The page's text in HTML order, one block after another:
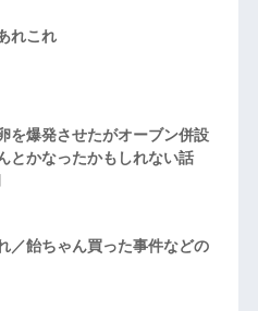
れこれ
を爆発させたがオーブン併設
とかなったかもしれない話
／飴ちゃん買った事件などの